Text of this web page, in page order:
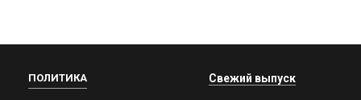
ПОЛИТИКА Свежий выпуск